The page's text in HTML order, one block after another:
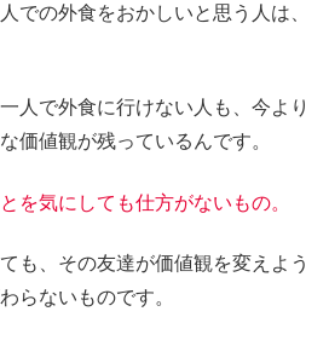
での外食をおかしいと思う人は、
人で外食に行けない人も、今より
価値観が残っているんです。
を気にしても仕方がないもの。
も、その友達が価値観を変えよう
らないものです。